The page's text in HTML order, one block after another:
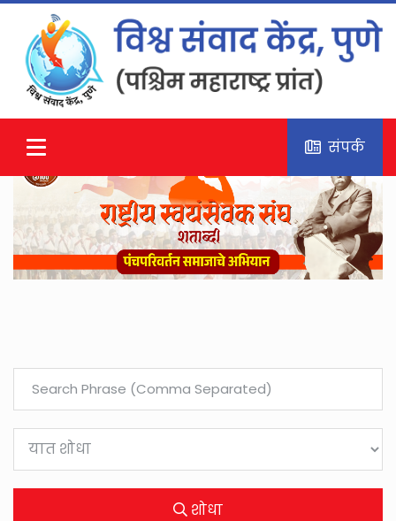
संपर्क
शोधा